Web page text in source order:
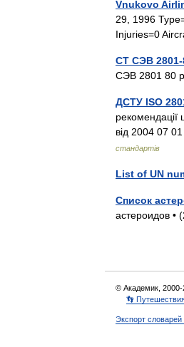
Vnukovo
29, 1996
Injuries=0
СТ СЭВ 2801-
СЭВ 2801 80
ДСТУ ISO
від 2004 07
стандартів
List of UN
Список
астероидов
© Академик, 2000-
👣
Экспорт